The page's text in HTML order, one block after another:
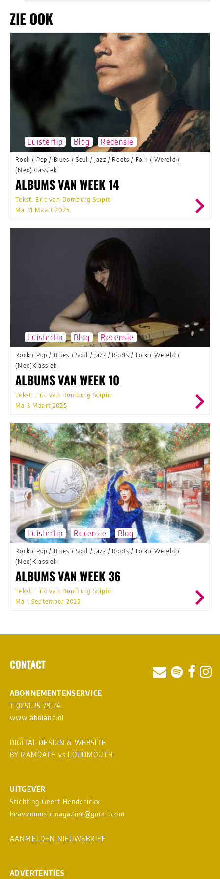
ZIE OOK
Luistertip Blog Recensie
Rock / Pop / Blues / Soul / Jazz / Roots / Folk / Wereld /
(Neo)Klassiek
ALBUMS VAN WEEK 14
Tekst: Eric van Domburg Scipio
Ma 31 Maart 2025
Luistertip Blog Recensie
Rock / Pop / Blues / Soul / Jazz / Roots / Folk / Wereld /
(Neo)Klassiek
ALBUMS VAN WEEK 10
Tekst: Eric van Domburg Scipio
Ma 3 Maart 2025
Luistertip Recensie Blog
Rock / Pop / Blues / Soul / Jazz / Roots / Folk / Wereld /
(Neo)Klassiek
ALBUMS VAN WEEK 36
Tekst: Eric van Domburg Scipio
Ma 1 September 2025
CONTACT
ABONNEMENTENSERVICE
T 0251 25 79 24
www.aboland.nl
DIGITAL DESIGN & WEBSITE
BY RAMDATH vs LOUDMOUTH
UITGEVER
Stichting Geert Henderickx
heavenmusicmagazine@gmail.com
AANMELDEN NIEUWSBRIEF
ADVERTENTIES